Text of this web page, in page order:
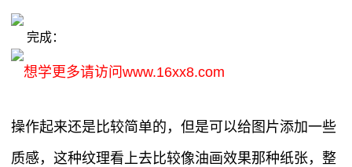
完成：
想学更多请访问www.16xx8.com
操作起来还是比较简单的，但是可以给图片添加一些
质感，这种纹理看上去比较像油画效果那种纸张，整